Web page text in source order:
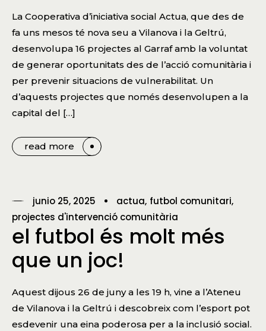
La Cooperativa d’iniciativa social Actua, que des de
fa uns mesos té nova seu a Vilanova i la Geltrú,
desenvolupa 16 projectes al Garraf amb la voluntat
de generar oportunitats des de l’acció comunitària i
per prevenir situacions de vulnerabilitat. Un
d’aquests projectes que només desenvolupen a la
capital del […]
read more
junio 25, 2025 actua futbol comunitari
projectes d'intervenció comunitària
el futbol és molt més
que un joc!
Aquest dijous 26 de juny a les 19 h, vine a l’Ateneu
de Vilanova i la Geltrú i descobreix com l’esport pot
esdevenir una eina poderosa per a la inclusió social.